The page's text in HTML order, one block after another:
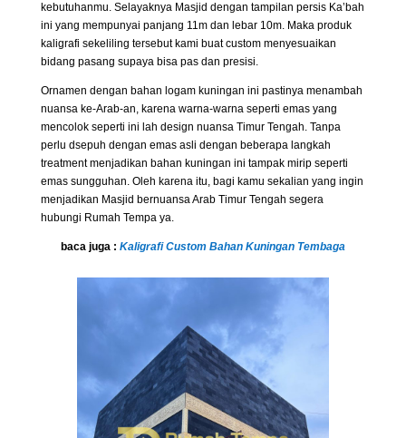
kebutuhanmu. Selayaknya Masjid dengan tampilan persis Ka’bah
ini yang mempunyai panjang 11m dan lebar 10m. Maka produk
kaligrafi sekeliling tersebut kami buat custom menyesuaikan
bidang pasang supaya bisa pas dan presisi.
Ornamen dengan bahan logam kuningan ini pastinya menambah
nuansa ke-Arab-an, karena warna-warna seperti emas yang
mencolok seperti ini lah design nuansa Timur Tengah. Tanpa
perlu dsepuh dengan emas asli dengan beberapa langkah
treatment menjadikan bahan kuningan ini tampak mirip seperti
emas sungguhan. Oleh karena itu, bagi kamu sekalian yang ingin
menjadikan Masjid bernuansa Arab Timur Tengah segera
hubungi Rumah Tempa ya.
baca juga : Kaligrafi Custom Bahan Kuningan Tembaga